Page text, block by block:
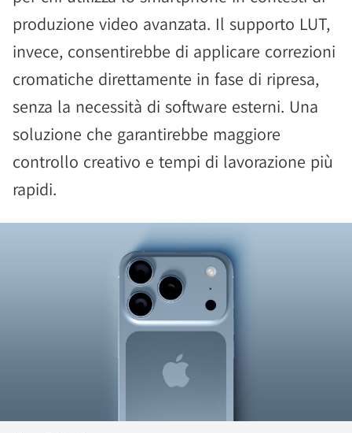
produzione video avanzata. Il supporto LUT,
invece, consentirebbe di applicare correzioni
cromatiche direttamente in fase di ripresa,
senza la necessità di software esterni. Una
soluzione che garantirebbe maggiore
controllo creativo e tempi di lavorazione più
rapidi.